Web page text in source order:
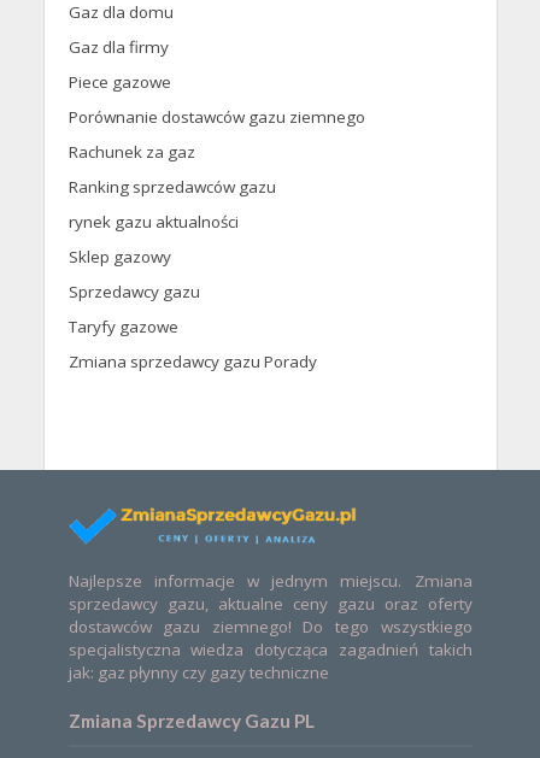
Gaz dla domu
Gaz dla firmy
Piece gazowe
Porównanie dostawców gazu ziemnego
Rachunek za gaz
Ranking sprzedawców gazu
rynek gazu aktualności
Sklep gazowy
Sprzedawcy gazu
Taryfy gazowe
Zmiana sprzedawcy gazu Porady
Najlepsze informacje w jednym miejscu. Zmiana
sprzedawcy gazu, aktualne ceny gazu oraz oferty
dostawców gazu ziemnego! Do tego wszystkiego
specjalistyczna wiedza dotycząca zagadnień takich
jak: gaz płynny czy gazy techniczne
Zmiana Sprzedawcy Gazu PL